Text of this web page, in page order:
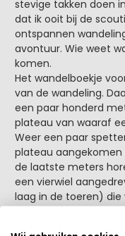
stevige takken doen
dat ik ooit bij de
ontspannen
avontuur. Wie weet
komen.
Het wandelboekje
van de wandeling.
een paar honderd
plateau van waaraf
Weer een paar
plateau
de laatste meters
een vierwiel
laag in de toeren)
andere kant van